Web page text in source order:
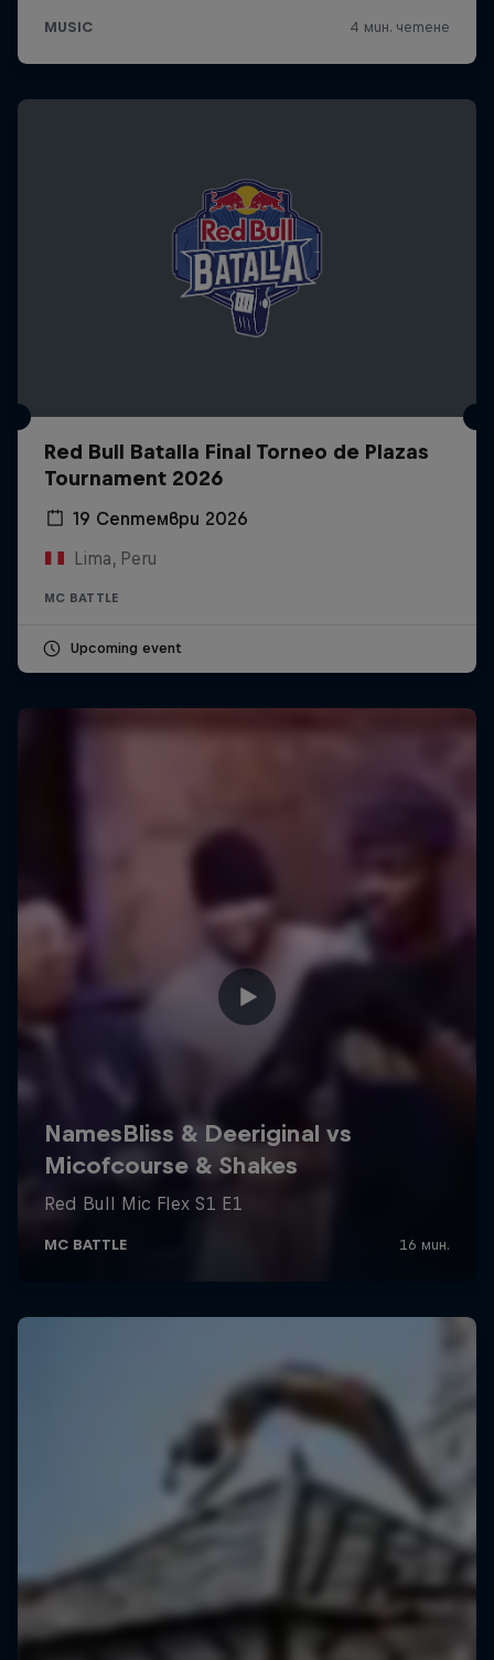
Red Bull Batalla Final Torneo de Plazas
Tournament 2026
19 Септември 2026
Lima, Peru
MC BATTLE
Upcoming event